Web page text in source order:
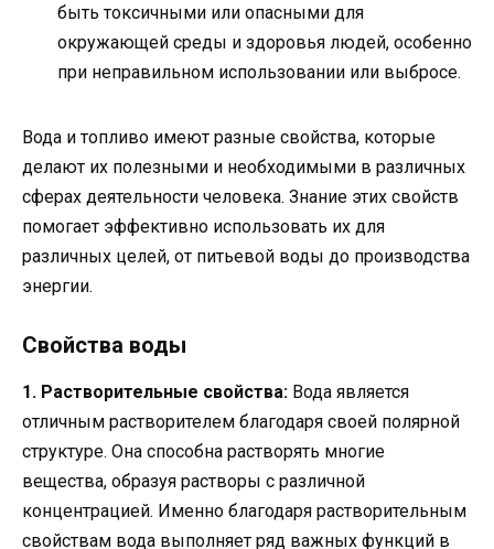
быть токсичными или опасными для
окружающей среды и здоровья людей, особенно
при неправильном использовании или выбросе.
Вода и топливо имеют разные свойства, которые
делают их полезными и необходимыми в различных
сферах деятельности человека. Знание этих свойств
помогает эффективно использовать их для
различных целей, от питьевой воды до производства
энергии.
Свойства воды
1. Растворительные свойства: Вода является
отличным растворителем благодаря своей полярной
структуре. Она способна растворять многие
вещества, образуя растворы с различной
концентрацией. Именно благодаря растворительным
свойствам вода выполняет ряд важных функций в